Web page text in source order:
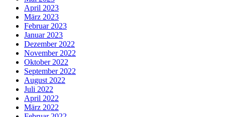
April 2023
März 2023
Februar 2023
Januar 2023
Dezember 2022
November 2022
Oktober 2022
September 2022
August 2022
Juli 2022
April 2022
März 2022